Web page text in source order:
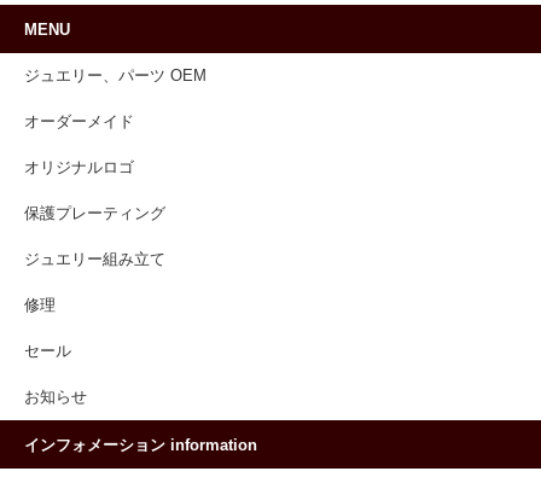
MENU
ジュエリー、パーツ OEM
オーダーメイド
オリジナルロゴ
保護プレーティング
ジュエリー組み立て
修理
セール
お知らせ
インフォメーション information